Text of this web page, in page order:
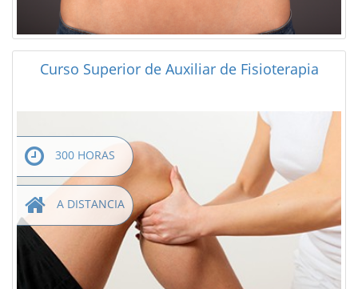
Curso Superior de Auxiliar de Fisioterapia
300 HORAS
A DISTANCIA